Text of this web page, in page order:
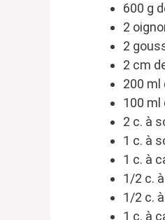
600 g
2
2
2 cm
200 ml
100 ml
2 c. à
1 c. à
1 c. à
1/2 c.
1/2 c.
1 c. à